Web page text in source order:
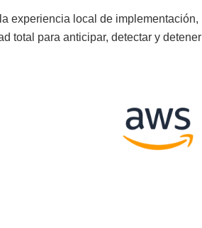
experiencia local de implementación,
total para anticipar, detectar y detener